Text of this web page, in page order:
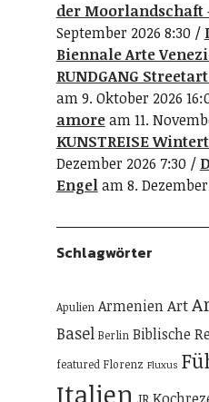
der Moorlandschaft
September 2026 8:30
Biennale Arte
RUNDGANG
am 9. Oktober 2026
amoream 11.
KUNSTREISE
Dezember 2026 7:30
Engelam 8. Dezember
Schlagwörter
Apulien ArmenienArt
Basel Berlin Biblische
featured Florenz Fluxus
Italien